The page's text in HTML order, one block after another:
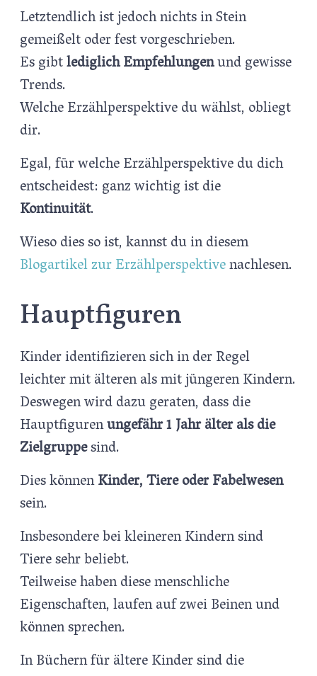
Letztendlich ist jedoch nichts in Stein
gemeißelt oder fest vorgeschrieben.
Es gibtlediglich Empfehlungenund gewisse
Trends.
Welche Erzählperspektive du wählst, obliegt
dir.
Egal, für welche Erzählperspektive du dich
entscheidest: ganz wichtig ist die
Kontinuität.
Wieso dies so ist, kannst du in diesem
Blogartikel zur Erzählperspektivenachlesen.
Hauptfiguren
Kinder identifizieren sich in der Regel
leichter mit älteren als mit jüngeren Kindern.
Deswegen wird dazu geraten, dass die
Hauptfigurenungefähr 1 Jahr älter als die
Zielgruppesind.
Dies könnenKinder, Tiere oder Fabelwesen
sein.
Insbesondere bei kleineren Kindern sind
Tiere sehr beliebt.
Teilweise haben diese menschliche
Eigenschaften, laufen auf zwei Beinen und
können sprechen.
In Büchern für ältere Kinder sind die